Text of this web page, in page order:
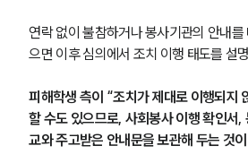
AI대륜
주요 업무사례
사례분석/최신
법률정보
연락 없이 불참하거나 봉사기관의 안내
으면 이후 심의에서 조치 이행 태도를 설
피해학생 측이 “조치가 제대로 이행되지
할 수도 있으므로, 사회봉사 이행 확인서,
교와 주고받은 안내문을 보관해 두는 것